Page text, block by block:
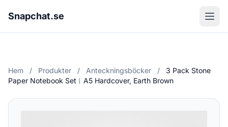
Snapchat.se
Hem / Produkter / Anteckningsböcker /
3 Pack Stone
Paper Notebook Set︱A5 Hardcover, Earth Brown